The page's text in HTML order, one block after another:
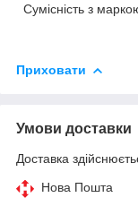
Сумісність з
Приховати
Умови доставки
Доставка
Нова Пошта